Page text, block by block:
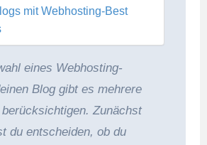
mit Webhosting-Best
eines Webhosting-
Blog gibt es mehrere
Zunächst
du entscheiden, ob du